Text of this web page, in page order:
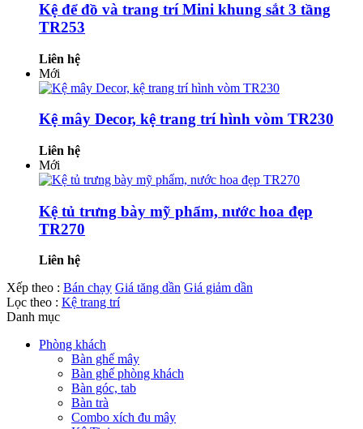
Kệ để đồ và trang trí Mini khung sắt 3 tầng
TR253
Liên hệ
Mới
Kệ mây Decor, kệ trang trí hình vòm TR230
Liên hệ
Mới
Kệ tủ trưng bày mỹ phẩm, nước hoa đẹp
TR270
Liên hệ
Xếp theo : Bán chạy Giá tăng dần Giá giảm dần
Lọc theo : Kệ trang trí
Danh mục
Phòng khách
Bàn ghế mây
Bàn ghế phòng khách
Bàn góc, tab
Bàn trà
Combo xích đu mây